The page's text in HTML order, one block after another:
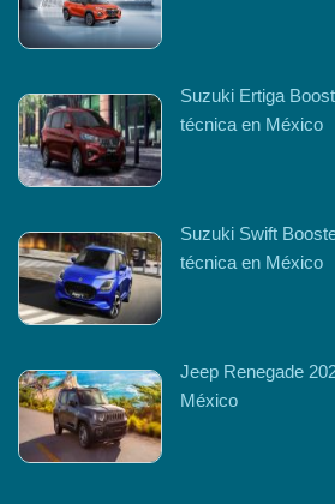
Suzuki Ertiga
técnica en México
Suzuki Swift
técnica en México
Jeep Renegade
México